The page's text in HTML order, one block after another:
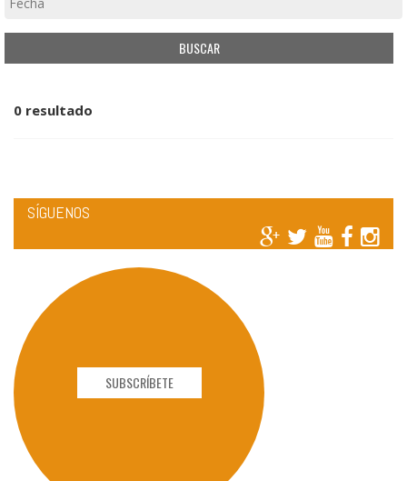
0 resultado
SÍGUENOS
SUBSCRÍBETE